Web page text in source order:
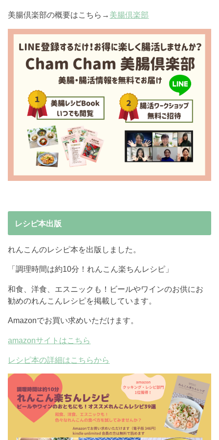
美腸倶楽部の概要はこちら→ 美腸倶楽部
レシピ本出版
れんこんのレシピ本を出版しました。
「調理時間は約10分！れんこん楽ちんレシピ」
和食、洋食、エスニックも！ビールやワインのお供にお
勧めのれんこんレシピを掲載しています。
Amazonでお買い求めいただけます。
amazonサイトはこちら
レシピ本の詳細はこちらから